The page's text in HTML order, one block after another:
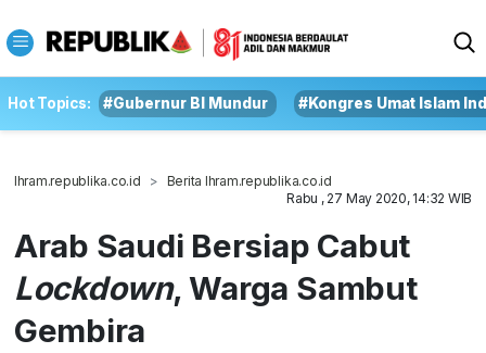
Hot Topics: #Gubernur BI Mundur #Kongres Umat Islam
Ihram.republika.co.id
Berita Ihram.republika.co.id
Rabu , 27 May 2020, 14:32 WIB
Arab Saudi Bersiap Cabut
Lockdown, Warga Sambut
Gembira